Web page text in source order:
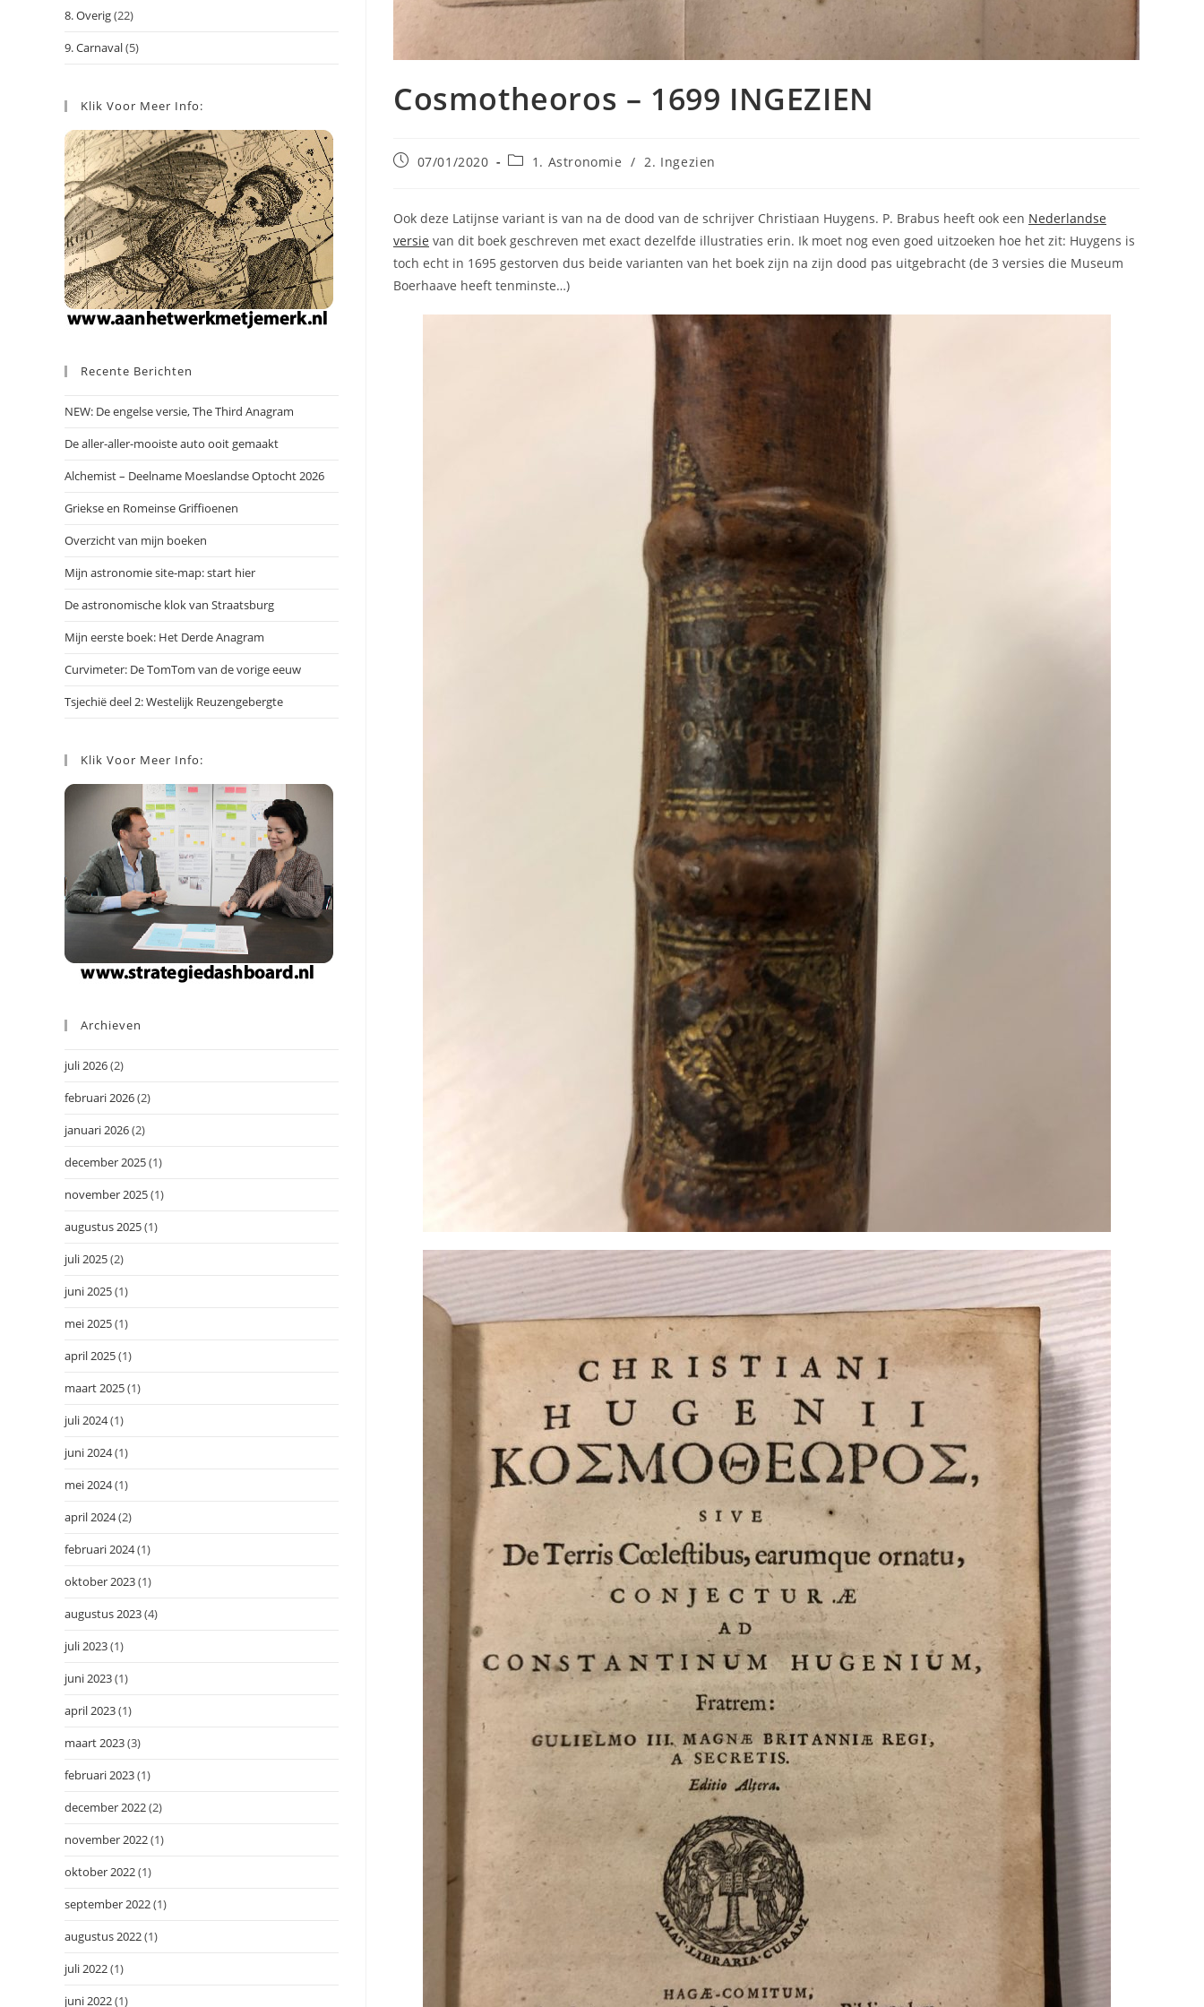
Cosmotheoros – 1699 INGEZIEN
Bericht07/01/2020 Berichtcategorie:
1. Astronomie / 2. Ingezien
Ook deze Latijnse variant is van na de dood van de schrijver Christiaan Huygens. P. Brabus heeft ook een Nederlandse
versie van dit boek geschreven met exact dezelfde illustraties erin. Ik moet nog even goed uitzoeken hoe het zit: Huygens is
toch echt in 1695 gestorven dus beide varianten van het boek zijn na zijn dood pas uitgebracht (de 3 versies die Museum
Boerhaave heeft tenminste…)
8. Overig(22)
9. Carnaval(5)
Klik Voor Meer Info:
Recente Berichten
NEW: De engelse versie, The Third Anagram
De aller-aller-mooiste auto ooit gemaakt
Alchemist – Deelname Moeslandse Optocht 2026
Griekse en Romeinse Griffioenen
Overzicht van mijn boeken
Mijn astronomie site-map: start hier
De astronomische klok van Straatsburg
Mijn eerste boek: Het Derde Anagram
Curvimeter: De TomTom van de vorige eeuw
Tsjechië deel 2: Westelijk Reuzengebergte
Klik Voor Meer Info:
Archieven
juli 2026(2)
februari 2026(2)
januari 2026(2)
december 2025(1)
november 2025(1)
augustus 2025(1)
juli 2025(2)
juni 2025(1)
mei 2025(1)
april 2025(1)
maart 2025(1)
juli 2024(1)
juni 2024(1)
mei 2024(1)
april 2024(2)
februari 2024(1)
oktober 2023(1)
augustus 2023(4)
juli 2023(1)
juni 2023(1)
april 2023(1)
maart 2023(3)
februari 2023(1)
december 2022(2)
november 2022(1)
oktober 2022(1)
september 2022(1)
augustus 2022(1)
juli 2022(1)
juni 2022(1)